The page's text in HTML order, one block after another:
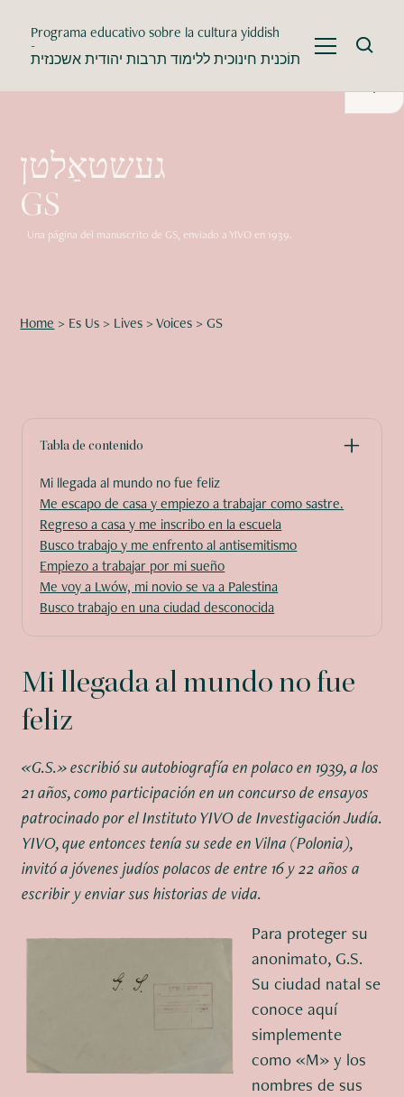
Programa educativo sobre la cultura yiddish
-
תוֹכנית חינוכית ללימוד תרבות יהודית אשכנזית
געשטאַלטן
GS
Una página del manuscrito de GS, enviado a YIVO en 1939.
Home > Es Us > Lives >Voices > GS
Tabla de contenido
Mi llegada al mundo no fue feliz
Me escapo de casa y empiezo a trabajar como sastre.
Regreso a casa y me inscribo en la escuela
Busco trabajo y me enfrento al antisemitismo
Empiezo a trabajar por mi sueño
Me voy a Lwów, mi novio se va a Palestina
Busco trabajo en una ciudad desconocida
Mi llegada al mundo no fue
feliz
«G.S.» escribió su autobiografía en polaco en 1939, a los
21 años, como participación en un concurso de ensayos
patrocinado por el Instituto YIVO de Investigación Judía.
YIVO, que entonces tenía su sede en Vilna (Polonia),
invitó a jóvenes judíos polacos de entre 16 y 22 años a
escribir y enviar sus historias de vida.
Para proteger su
anonimato, G.S.
Su ciudad natal se
conoce aquí
simplemente
como «M» y los
nombres de sus